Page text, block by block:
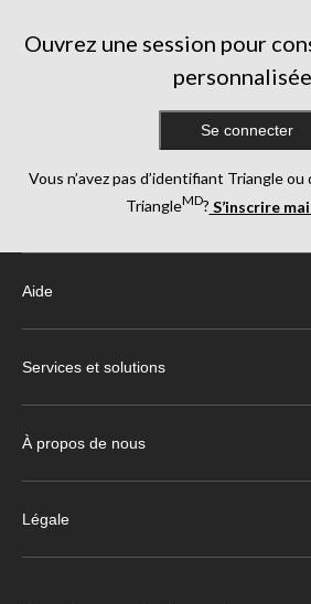
Ouvrez une session pour
Se connecter
Vous n’avez pas d’identifiant Triangle
TriangleMD? S’inscrire
Aide
Services et solutions
À propos de nous
Légale